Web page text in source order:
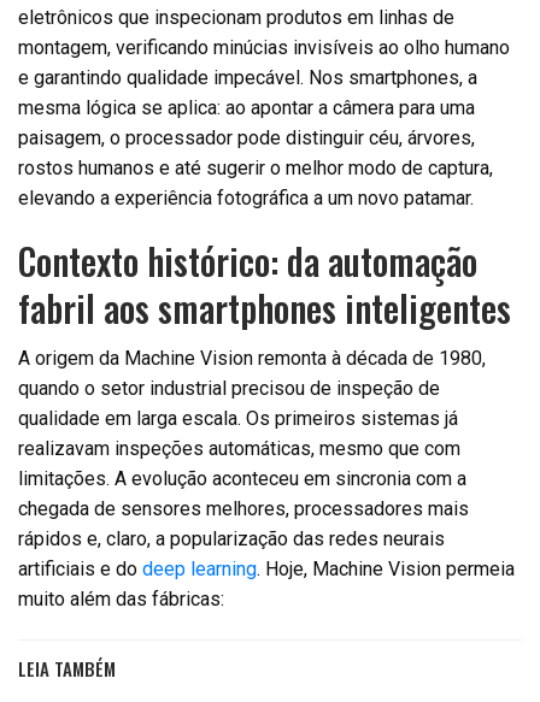
eletrônicos que inspecionam produtos em linhas de
montagem, verificando minúcias invisíveis ao olho humano
e garantindo qualidade impecável. Nos smartphones, a
mesma lógica se aplica: ao apontar a câmera para uma
paisagem, o processador pode distinguir céu, árvores,
rostos humanos e até sugerir o melhor modo de captura,
elevando a experiência fotográfica a um novo patamar.
Contexto histórico: da automação
fabril aos smartphones inteligentes
A origem da Machine Vision remonta à década de 1980,
quando o setor industrial precisou de inspeção de
qualidade em larga escala. Os primeiros sistemas já
realizavam inspeções automáticas, mesmo que com
limitações. A evolução aconteceu em sincronia com a
chegada de sensores melhores, processadores mais
rápidos e, claro, a popularização das redes neurais
artificiais e do deep learning. Hoje, Machine Vision permeia
muito além das fábricas:
LEIA TAMBÉM